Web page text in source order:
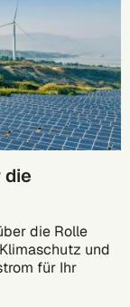
die
die Rolle
und
für Ihr